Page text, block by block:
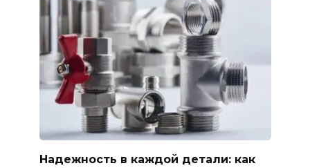
Надежность в каждой детали: как